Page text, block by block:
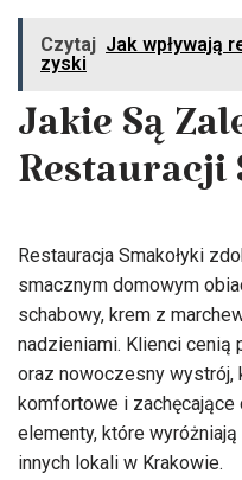
Czytaj Jak wpływają
zyski
Jakie Są
Restauracji
Restauracja Smakołyki
smacznym domowym
schabowy, krem z
nadzieniami. Klienci cenią
oraz nowoczesny wystrój,
komfortowe i zachęcające
elementy, które wyróżniają
innych lokali w Krakowie.